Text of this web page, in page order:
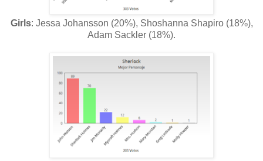
Girls: Jessa Johansson (20%), Shoshanna Shapiro (18%),
Adam Sackler (18%).